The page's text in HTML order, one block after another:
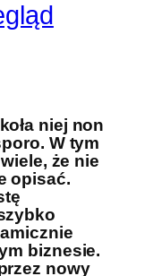
niej non
W tym
że nie
opisać.
biznesie.
nowy